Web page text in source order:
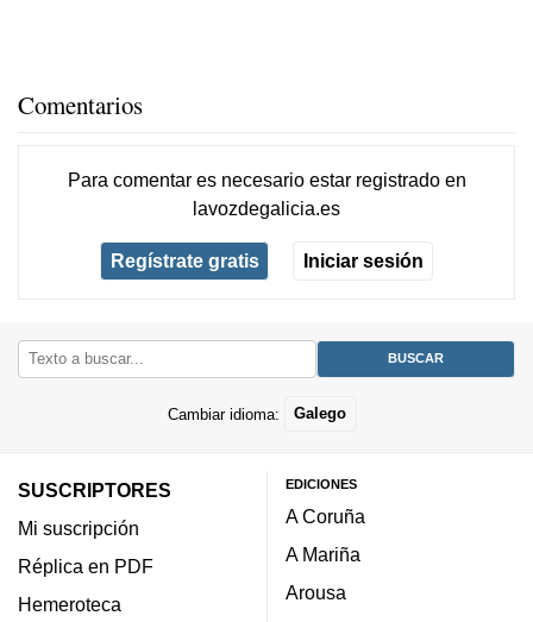
Comentarios
Para comentar es necesario estar registradoen
lavozdegalicia.es
Regístrate gratis Iniciar sesión
Cambiar idioma: Galego
SUSCRIPTORES
Mi suscripción
Réplica en PDF
Hemeroteca
EDICIONES
A Coruña
A Mariña
Arousa